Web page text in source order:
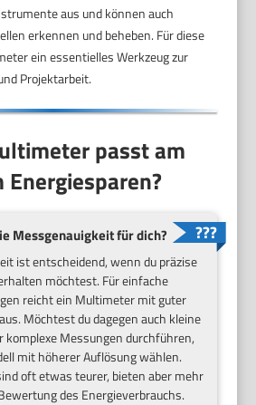
aus und können auch
erkennen und beheben. Für diese
ein essentielles Werkzeug zur
Projektarbeit.
passt am
Messgenauigkeit für dich?
ist entscheidend, wenn du präzise
möchtest. Für einfache
reicht ein Multimeter mit guter
Möchtest du dagegen auch kleine
Messungen durchführen,
mit höherer Auflösung wählen.
oft etwas teurer, bieten aber mehr
des Energieverbrauchs.